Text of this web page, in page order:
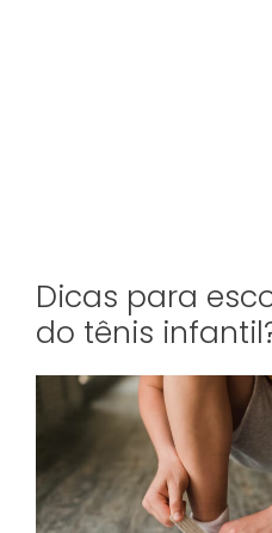
Dicas para
do tênis